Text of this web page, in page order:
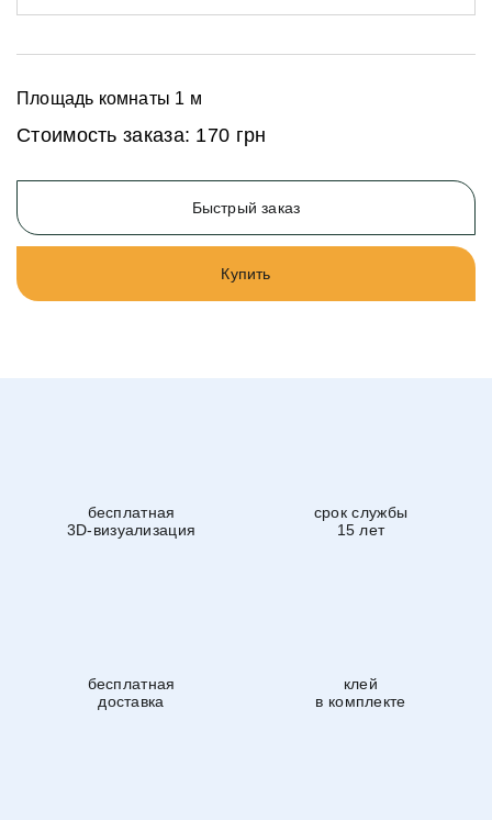
Площадь комнаты 1 м
Стоимость заказа: 170 грн
Быстрый заказ
Купить
бесплатная
3D-визуализация
срок службы
15 лет
бесплатная
доставка
клей
в комплекте